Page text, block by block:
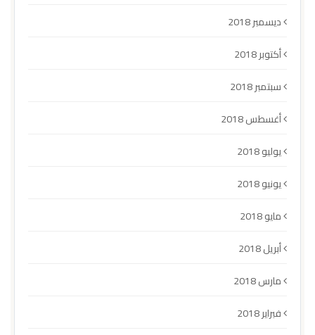
ديسمبر 2018
أكتوبر 2018
سبتمبر 2018
أغسطس 2018
يوليو 2018
يونيو 2018
مايو 2018
أبريل 2018
مارس 2018
فبراير 2018